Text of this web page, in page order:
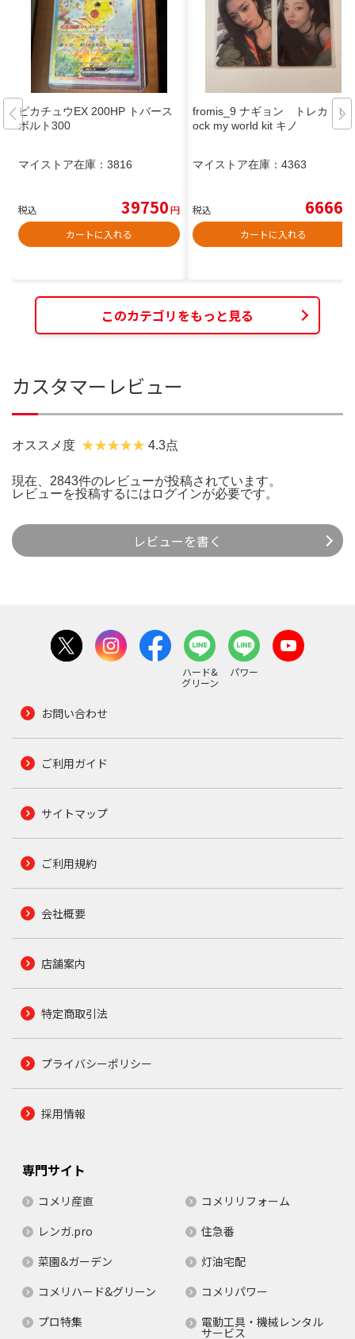
ピカチュウEX 200HP トバース
ボルト300
マイストア在庫： 3816
税込 39750円
カートに入れる
fromis_9 ナギョン トレカ unl
ock my world kit キノ
マイストア在庫： 4363
税込 6666
カートに入れる
このカテゴリをもっと見る
カスタマーレビュー
オススメ度 4.3点
現在、2843件のレビューが投稿されています。
レビューを投稿するには ログインが必要です。
レビューを書く
ハード&
グリーン
パワー
お問い合わせ
ご利用ガイド
サイトマップ
ご利用規約
会社概要
店舗案内
特定商取引法
プライバシーポリシー
採用情報
専門サイト
コメリ産直
コメリリフォーム
レンガ.pro
住急番
菜園&ガーデン
灯油宅配
コメリハード&グリーン
コメリパワー
プロ特集
電動工具・機械レンタル
サービス